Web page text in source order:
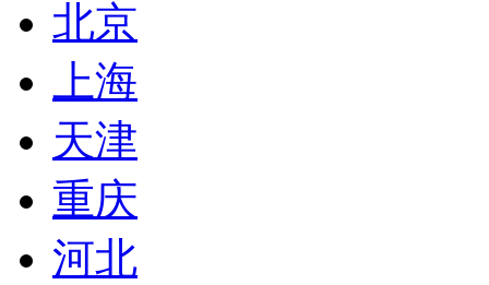
北京
上海
天津
重庆
河北